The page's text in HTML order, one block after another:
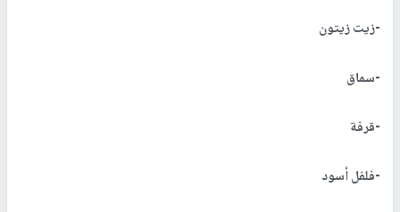
-زيت زيتون
-سماق
-قرفة
-فلفل أسود